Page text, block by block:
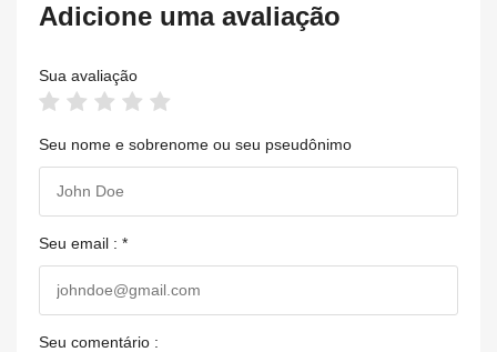
Adicione uma avaliação
Sua avaliação
Seu nome e sobrenome ou seu pseudônimo
Seu email : *
Seu comentário :